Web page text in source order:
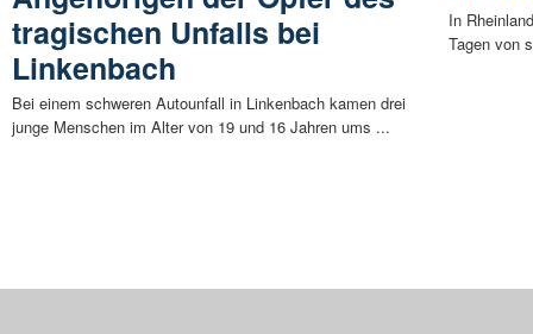
tragischen Unfalls bei
Linkenbach
Bei einem schweren Autounfall in Linkenbach kamen drei
junge Menschen im Alter von 19 und 16 Jahren ums ...
In
Tagen von